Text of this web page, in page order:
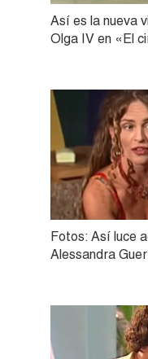
Así es la nueva
Olga IV en «El
Fotos: Así luce
Alessandra